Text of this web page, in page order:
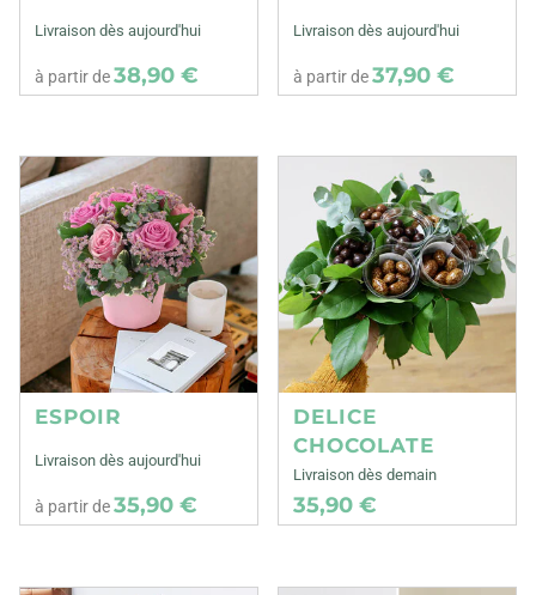
Livraison dès aujourd'hui
à partir de38,90 €
Livraison dès aujourd'hui
à partir de37,90 €
ESPOIR
Livraison dès aujourd'hui
à partir de35,90 €
DELICE
CHOCOLATE
Livraison dès demain
35,90 €